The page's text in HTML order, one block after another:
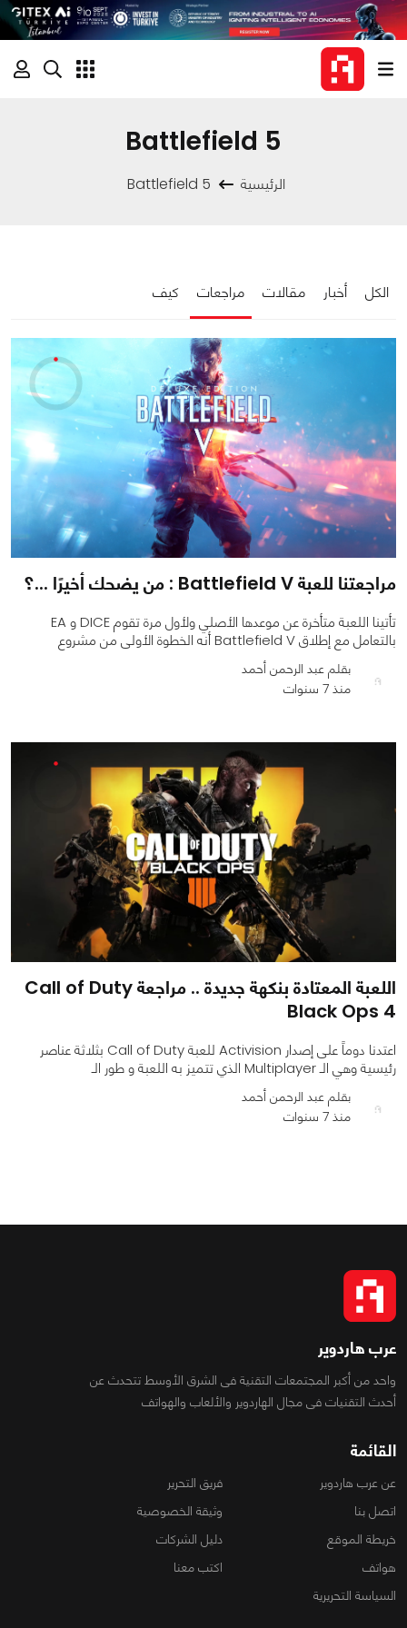
Battlefield 5
الرئيسية Battlefield 5
الكل أخبار مقالات مراجعات كيف
مراجعتنا للعبة Battlefield V : من يضحك أخيرًا ...؟
تأتينا اللعبة متأخرة عن موعدها الأصلي ولأول مرة تقوم DICE و EA
بالتعامل مع إطلاق Battlefield V أنه الخطوة الأولى من مشروع
بقلم عبد الرحمن أحمد
منذ 7 سنوات
اللعبة المعتادة بنكهة جديدة .. مراجعة Call of Duty
Black Ops 4
اعتدنا دوماً على إصدار Activision للعبة Call of Duty بثلاثة عناصر
رئيسية وهي الـ Multiplayer الذي تتميز به اللعبة و طور الـ
بقلم عبد الرحمن أحمد
منذ 7 سنوات
عرب هاردوير
واحد من أكبر المجتمعات التقنية فى الشرق الأوسط تتحدث عن
أحدث التقنيات فى مجال الهاردوير والألعاب والهواتف
القائمة
عن عرب هاردوير
فريق التحرير
اتصل بنا
وثيقة الخصوصية
خريطة الموقع
دليل الشركات
هواتف
اكتب معنا
السياسة التحريرية